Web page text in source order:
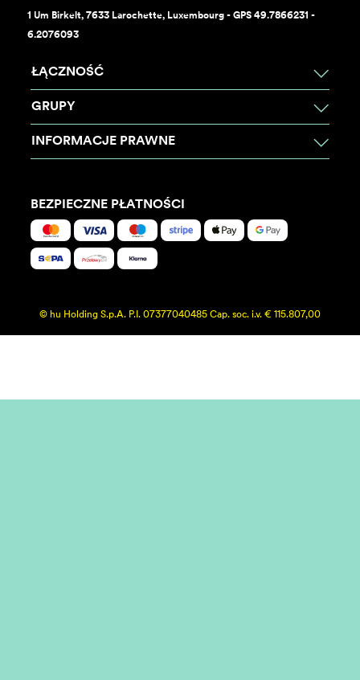
1 Um Birkelt, 7633 Larochette, Luxembourg - GPS 49.7866231 -
6.2076093
ŁĄCZNOŚĆ
GRUPY
INFORMACJE PRAWNE
BEZPIECZNE PŁATNOŚCI
© hu Holding S.p.A. P.I. 07377040485 Cap. soc. i.v. € 115.807,00